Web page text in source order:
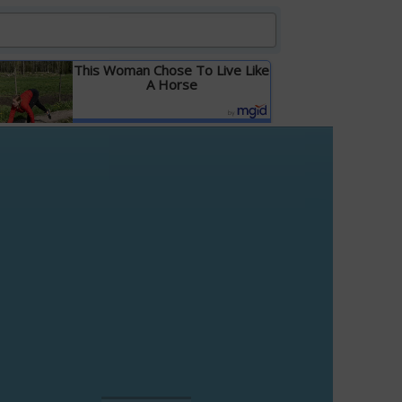
This Woman Chose To Live Like
A Horse
Детальніше